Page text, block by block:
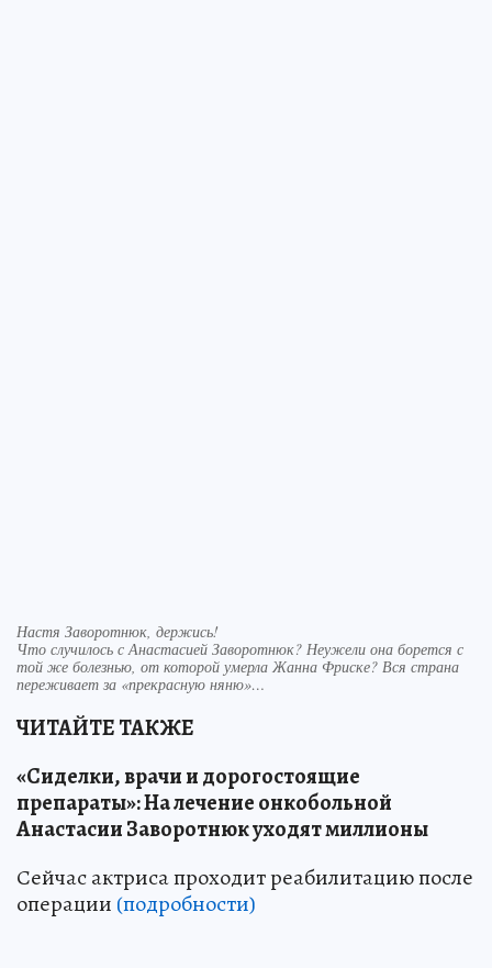
Настя Заворотнюк, держись!
Что случилось с Анастасией Заворотнюк? Неужели она борется с
той же болезнью, от которой умерла Жанна Фриске? Вся страна
переживает за «прекрасную няню»…
ЧИТАЙТЕ ТАКЖЕ
«Сиделки, врачи и дорогостоящие
препараты»: На лечение онкобольной
Анастасии Заворотнюк уходят миллионы
Сейчас актриса проходит реабилитацию после
операции (подробности)